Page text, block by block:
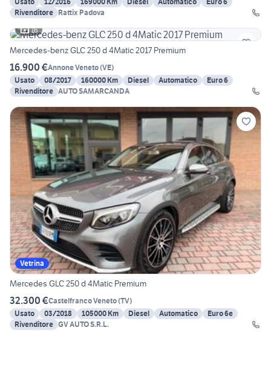
Rivenditore Rattix Padova
16
Mercedes-benz GLC 250 d 4Matic 2017 Premium
16.900 €Annone Veneto(VE)
Usato
08/2017 160000 Km Diesel Automatico
Euro 6
Rivenditore AUTO SAMARCANDA
Vetrina
Mercedes GLC 250 d 4Matic Premium
32.300 €Castelfranco Veneto(TV)
Usato
03/2018 105000 Km Diesel Automatico
Euro 6e
Rivenditore GV AUTO S.R.L.